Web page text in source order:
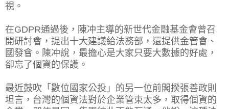
視。
在GDPR通過後，陳冲主導的新世代金融基金會曾召
開研討會，提出十大建議給法務部，還提供金管會、
國發會。陳冲說，最擔心是大家只要大數據的好處，
卻忘了個資的保護。
最近鼓吹「數位國家公投」的另一位前閣揆張善政則
坦言，台灣的個資法對於企業管束太多，取得個資的